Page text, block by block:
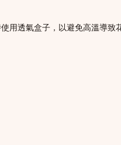
用透氣盒子，以避免高溫導